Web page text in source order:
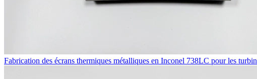
Fabrication des écrans thermiques métalliques en Inconel 738LC pour les